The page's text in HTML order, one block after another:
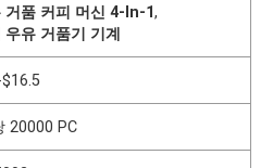
거품 커피 머신 4-In-1,
우유 거품기 기계
20000 PC